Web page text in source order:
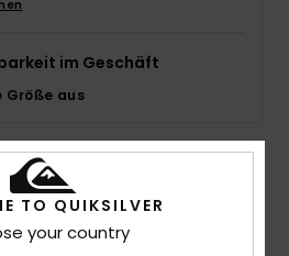
im Geschäft
Größe aus
TO QUIKSILVER
your country